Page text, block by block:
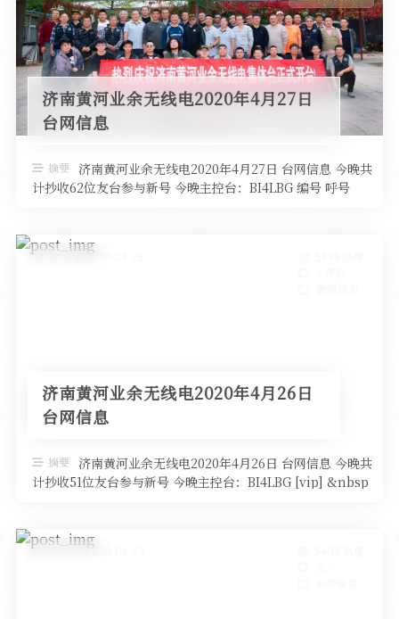
济南黄河业余无线电2020年4月27日
台网信息
摘要 济南黄河业余无线电2020年4月27日 台网信息 今晚共
计抄收62位友台参与新号 今晚主控台：BI4LBG 编号 呼号
发布于 2020-04-26
济南黄河业余无线电2020年4月26日
台网信息
摘要 济南黄河业余无线电2020年4月26日 台网信息 今晚共
计抄收51位友台参与新号 今晚主控台：BI4LBG [vip] &nbsp
发布于 2020-04-23